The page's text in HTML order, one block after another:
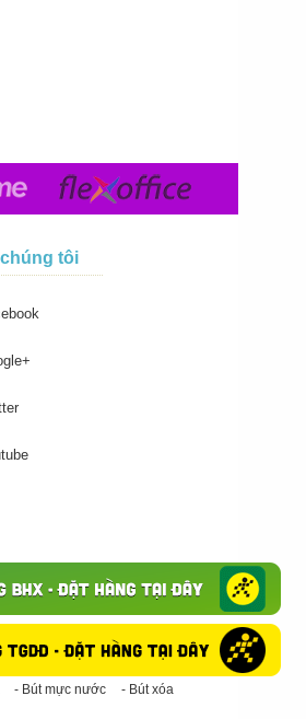
tôi
- Băng keo trong - Băng keo đục
- Giấy vệ sinh
- Keo Silicone
- Bút mực nước - Bút xóa